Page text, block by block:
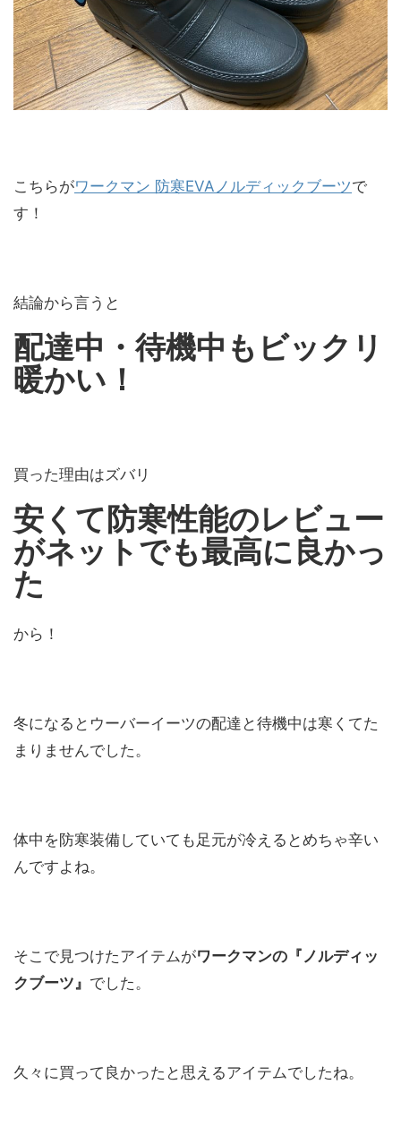
こちらがワークマン 防寒EVAノルディックブーツで
す！
結論から言うと
配達中・待機中もビックリ
暖かい！
買った理由はズバリ
安くて防寒性能のレビュー
がネットでも最高に良かっ
た
から！
冬になるとウーバーイーツの配達と待機中は寒くてた
まりませんでした。
体中を防寒装備していても足元が冷えるとめちゃ辛い
んですよね。
そこで見つけたアイテムがワークマンの『ノルディッ
クブーツ』 でした。
久々に買って良かったと思えるアイテムでしたね。